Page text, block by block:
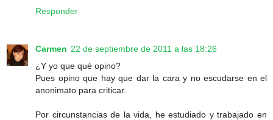
Responder
Carmen 22 de septiembre de 2011 a las 18:26
¿Y yo que qué opino?
Pues opino que hay que dar la cara y no escudarse en el
anonimato para criticar.
Por circunstancias de la vida, he estudiado y trabajado en